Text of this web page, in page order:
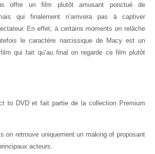
offre un film plutôt amusant ponctué de
qui finalement n’arrivera pas à captiver
En effet, à certains moments on relâche
le caractère narcissique de Macy est un
qui fait qu’au final on regarde ce film plutôt
to DVD et fait partie de la collection Premium
on retrouve uniquement un making of proposant
acteurs.